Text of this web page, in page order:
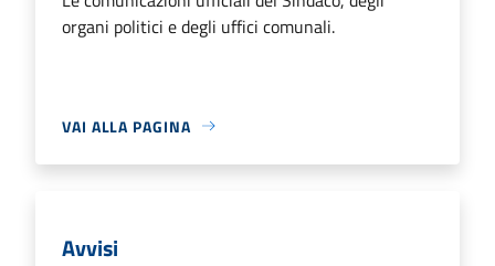
organi politici e degli uffici comunali.
VAI ALLA PAGINA
Avvisi